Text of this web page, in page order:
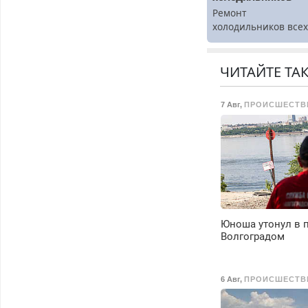
Ремонт
холодильников всех
марок на дому.
ЧИТАЙТЕ
7 Авг,
Юноша утонул в
Волгоградом
6 Авг,